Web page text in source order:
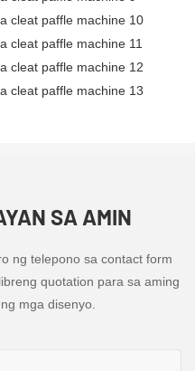
SA AMIN
ng telepono sa contact form
quotation para sa aming
mga disenyo.